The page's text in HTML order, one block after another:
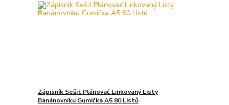
Zápisník Sešit Plánovač Linkovaný Listy
Banánovníku Gumička A5 80 Listů